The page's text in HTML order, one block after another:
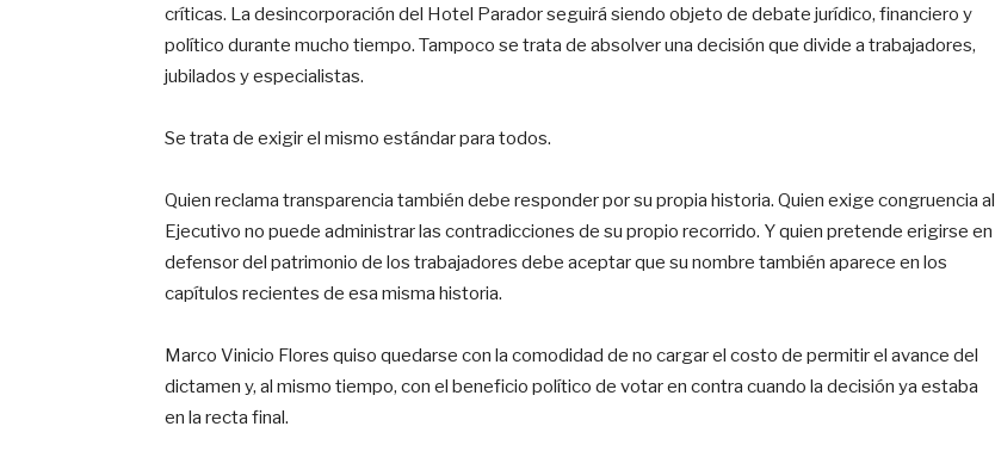
críticas. La desincorporación del Hotel Parador seguirá siendo objeto de debate jurídico, financiero y
político durante mucho tiempo. Tampoco se trata de absolver una decisión que divide a trabajadores,
jubilados y especialistas.
Se trata de exigir el mismo estándar para todos.
Quien reclama transparencia también debe responder por su propia historia. Quien exige congruencia al
Ejecutivo no puede administrar las contradicciones de su propio recorrido. Y quien pretende erigirse en
defensor del patrimonio de los trabajadores debe aceptar que su nombre también aparece en los
capítulos recientes de esa misma historia.
Marco Vinicio Flores quiso quedarse con la comodidad de no cargar el costo de permitir el avance del
dictamen y, al mismo tiempo, con el beneficio político de votar en contra cuando la decisión ya estaba
en la recta final.